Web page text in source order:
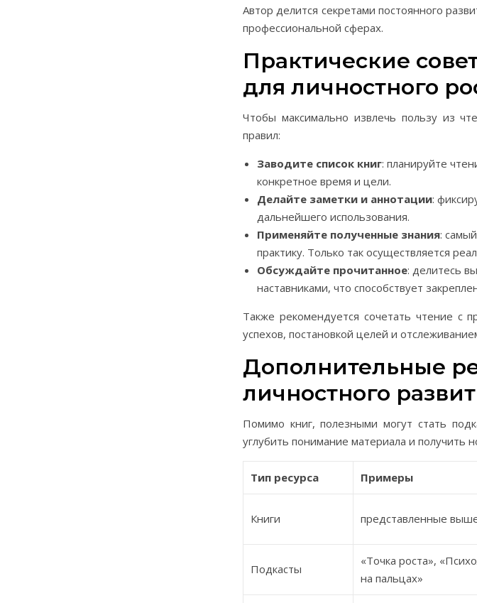
Автор делится секретами постоянного
профессиональной сферах.
Практические
для личностного
Чтобы максимально извлечь пользу из
правил:
Заводите список книг: планируйте
конкретное время и цели.
Делайте заметки и аннотации:
дальнейшего использования.
Применяйте полученные знания:
практику. Только так осуществляется
Обсуждайте прочитанное: делитесь
наставниками, что способствует
Также рекомендуется сочетать чтение с
успехов, постановкой целей и
Дополнительные
личностного
Помимо книг, полезными могут стать
углубить понимание материала и получить
Тип ресурса Примеры
Книги представленные
Подкасты
«Точка роста»,
на пальцах»